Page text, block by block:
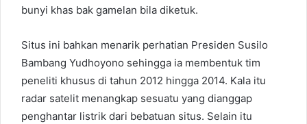
bunyi khas bak gamelan bila diketuk.
Situs ini bahkan menarik perhatian Presiden Susilo
Bambang Yudhoyono sehingga ia membentuk tim
peneliti khusus di tahun 2012 hingga 2014. Kala itu
radar satelit menangkap sesuatu yang dianggap
penghantar listrik dari bebatuan situs. Selain itu